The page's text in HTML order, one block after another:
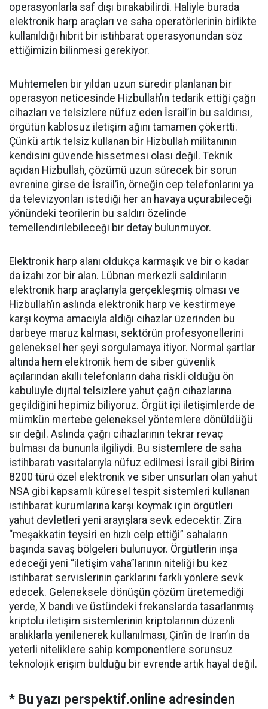
operasyonlarla saf dışı bırakabilirdi. Haliyle burada
elektronik harp araçları ve saha operatörlerinin birlikte
kullanıldığı hibrit bir istihbarat operasyonundan söz
ettiğimizin bilinmesi gerekiyor.
Muhtemelen bir yıldan uzun süredir planlanan bir
operasyon neticesinde Hizbullah’ın tedarik ettiği çağrı
cihazları ve telsizlere nüfuz eden İsrail’in bu saldırısı,
örgütün kablosuz iletişim ağını tamamen çökertti.
Çünkü artık telsiz kullanan bir Hizbullah militanının
kendisini güvende hissetmesi olası değil. Teknik
açıdan Hizbullah, çözümü uzun sürecek bir sorun
evrenine girse de İsrail’in, örneğin cep telefonlarını ya
da televizyonları istediği her an havaya uçurabileceği
yönündeki teorilerin bu saldırı özelinde
temellendirilebileceği bir detay bulunmuyor.
Elektronik harp alanı oldukça karmaşık ve bir o kadar
da izahı zor bir alan. Lübnan merkezli saldırıların
elektronik harp araçlarıyla gerçekleşmiş olması ve
Hizbullah’ın aslında elektronik harp ve kestirmeye
karşı koyma amacıyla aldığı cihazlar üzerinden bu
darbeye maruz kalması, sektörün profesyonellerini
geleneksel her şeyi sorgulamaya itiyor. Normal şartlar
altında hem elektronik hem de siber güvenlik
açılarından akıllı telefonların daha riskli olduğu ön
kabulüyle dijital telsizlere yahut çağrı cihazlarına
geçildiğini hepimiz biliyoruz. Örgüt içi iletişimlerde de
mümkün mertebe geleneksel yöntemlere dönüldüğü
sır değil. Aslında çağrı cihazlarının tekrar revaç
bulması da bununla ilgiliydi. Bu sistemlere de saha
istihbaratı vasıtalarıyla nüfuz edilmesi İsrail gibi Birim
8200 türü özel elektronik ve siber unsurları olan yahut
NSA gibi kapsamlı küresel tespit sistemleri kullanan
istihbarat kurumlarına karşı koymak için örgütleri
yahut devletleri yeni arayışlara sevk edecektir. Zira
“meşakkatin teysiri en hızlı celp ettiği” sahaların
başında savaş bölgeleri bulunuyor. Örgütlerin inşa
edeceği yeni “iletişim vaha”larının niteliği bu kez
istihbarat servislerinin çarklarını farklı yönlere sevk
edecek. Geleneksele dönüşün çözüm üretemediği
yerde, X bandı ve üstündeki frekanslarda tasarlanmış
kriptolu iletişim sistemlerinin kriptolarının düzenli
aralıklarla yenilenerek kullanılması, Çin’in de İran’ın da
yeterli niteliklere sahip komponentlere sorunsuz
teknolojik erişim bulduğu bir evrende artık hayal değil.
* Bu yazı perspektif.online adresinden